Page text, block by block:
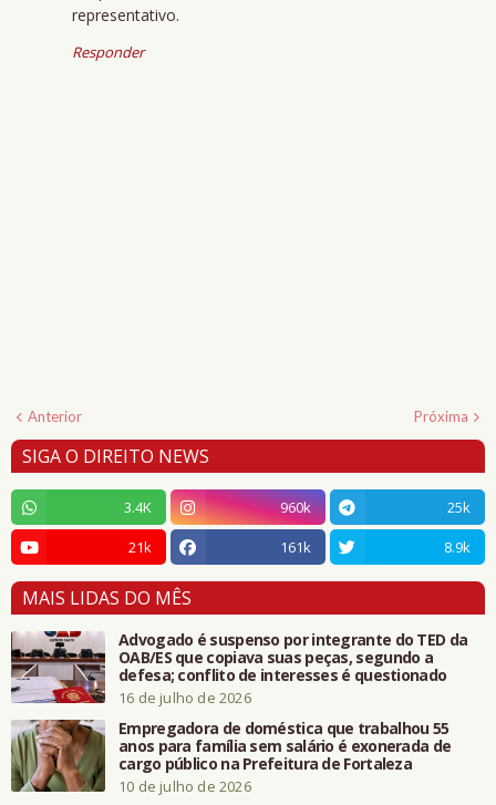
representativo.
Responder
Anterior Próxima
SIGA O DIREITO NEWS
3.4K 960k
25k
21k
161k 8.9k
MAIS LIDAS DO MÊS
Advogado é suspenso por integrante do TED da
OAB/ES que copiava suas peças, segundo a
defesa; conflito de interesses é questionado
16 de julho de 2026
Empregadora de doméstica que trabalhou 55
anos para família sem salário é exonerada de
cargo público na Prefeitura de Fortaleza
10 de julho de 2026